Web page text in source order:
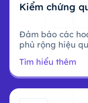
Kiểm chứng
Đảm bảo các
phủ rộng hiệu
Tìm hiểu thêm